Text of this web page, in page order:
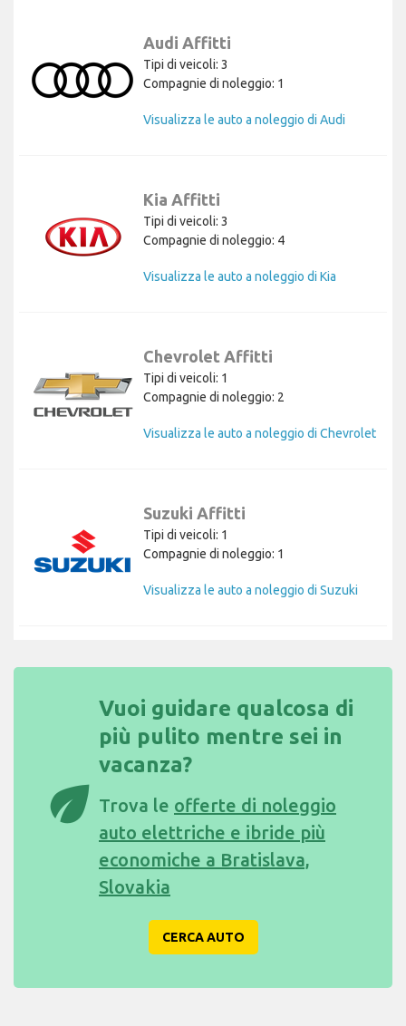
Audi Affitti
Tipi di veicoli: 3
Compagnie di noleggio: 1
Visualizza le auto a noleggio di Audi
Kia Affitti
Tipi di veicoli: 3
Compagnie di noleggio: 4
Visualizza le auto a noleggio di Kia
Chevrolet Affitti
Tipi di veicoli: 1
Compagnie di noleggio: 2
Visualizza le auto a noleggio di Chevrolet
Suzuki Affitti
Tipi di veicoli: 1
Compagnie di noleggio: 1
Visualizza le auto a noleggio di Suzuki
eco
Vuoi guidare qualcosa di
più pulito mentre sei in
vacanza?
Trova le offerte di noleggio
auto elettriche e ibride più
economiche a Bratislava,
Slovakia
CERCA AUTO